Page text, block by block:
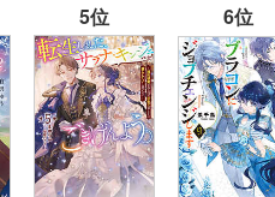
5位 6位